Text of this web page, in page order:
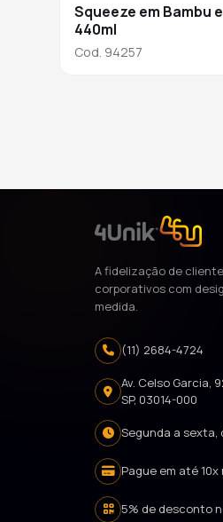
Squeeze em Bambu
440ml
Cod. 94257
A fidelização de
corporativos com
medida.
(11) 2684-4724
Av. Celso Garcia,
SP, 03014-000
Segunda a sexta,
Pague em até
5% de desconto